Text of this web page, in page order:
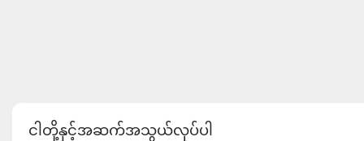
ငါတို့နှင့်အဆက်အသွယ်လုပ်ပါ